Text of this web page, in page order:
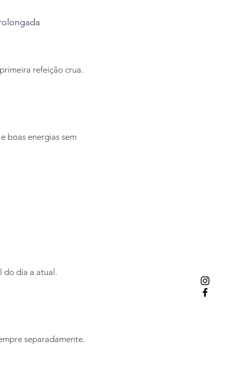
refeição crua.
boas energias sem
do dia a atual.
separadamente.